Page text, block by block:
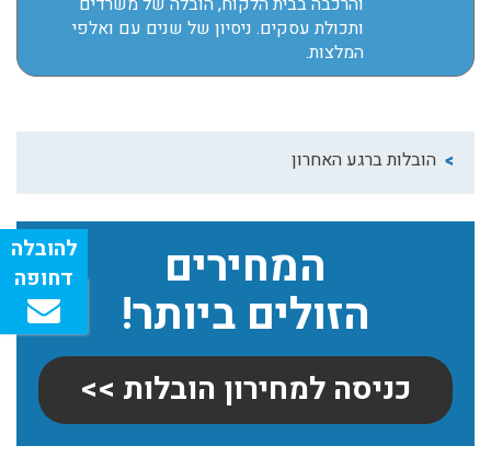
הובלות ברגע האחרון
המחירים
הזולים ביותר!
כניסה למחירון הובלות >>
ותכולת עסקים. ניסיון של שנים עם ואלפי
המלצות.